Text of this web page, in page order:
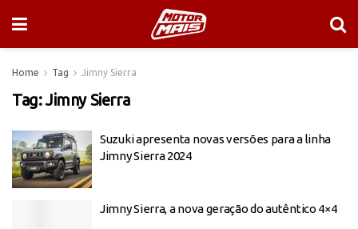
Home Tag Jimny Sierra
Tag:Jimny Sierra
Suzuki apresenta novas versões para a linha
Jimny Sierra 2024
Jimny Sierra, a nova geração do autêntico 4×4